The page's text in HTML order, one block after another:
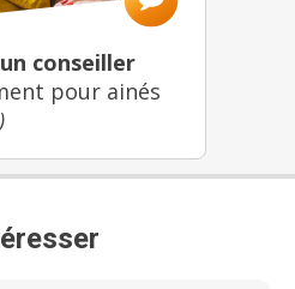
conseiller
pour ainés